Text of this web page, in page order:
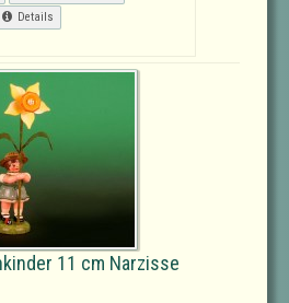
Details
11 cm Narzisse